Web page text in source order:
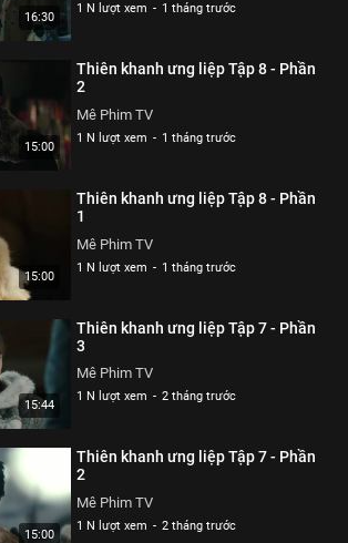
16:30
1 N lượt xem - 1 tháng trước
15:00
Thiên khanh ưng liệp Tập 8 - Phần
2
Mê Phim TV
1 N lượt xem - 1 tháng trước
15:00
Thiên khanh ưng liệp Tập 8 - Phần
1
Mê Phim TV
1 N lượt xem - 1 tháng trước
15:44
Thiên khanh ưng liệp Tập 7 - Phần
3
Mê Phim TV
1 N lượt xem - 2 tháng trước
15:00
Thiên khanh ưng liệp Tập 7 - Phần
2
Mê Phim TV
1 N lượt xem - 2 tháng trước